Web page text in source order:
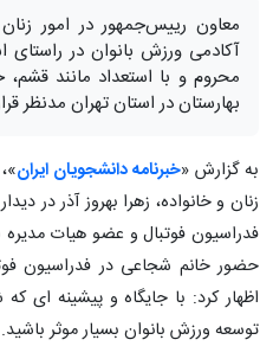
معاون رییس‌جمهور در امور
آکادمی ورزش بانوان در
محروم و با استعداد مانند
بهارستان در استان تهران مدنظر
به گزارش «خبرنامه دانشجویان ایران
زنان و خانواده، زهرا بهروز آذر در
فدراسیون فوتبال و عضو هیات مدیره
حضور خانم شجاعی در فدراسیون
اظهار کرد: با جایگاه و پیشینه ای
توسعه ورزش بانوان بسیار موثر باشید.